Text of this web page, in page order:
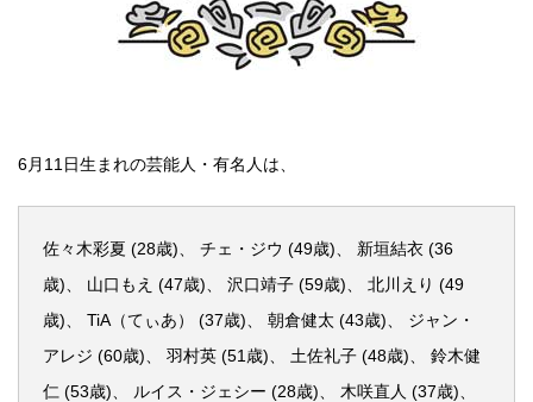
6月11日生まれの芸能人・有名人は、
佐々木彩夏 (28歳)、 チェ・ジウ (49歳)、 新垣結衣 (36
歳)、 山口もえ (47歳)、 沢口靖子 (59歳)、 北川えり (49
歳)、 TiA（てぃあ） (37歳)、 朝倉健太 (43歳)、 ジャン・
アレジ (60歳)、 羽村英 (51歳)、 土佐礼子 (48歳)、 鈴木健
仁 (53歳)、 ルイス・ジェシー (28歳)、 木咲直人 (37歳)、